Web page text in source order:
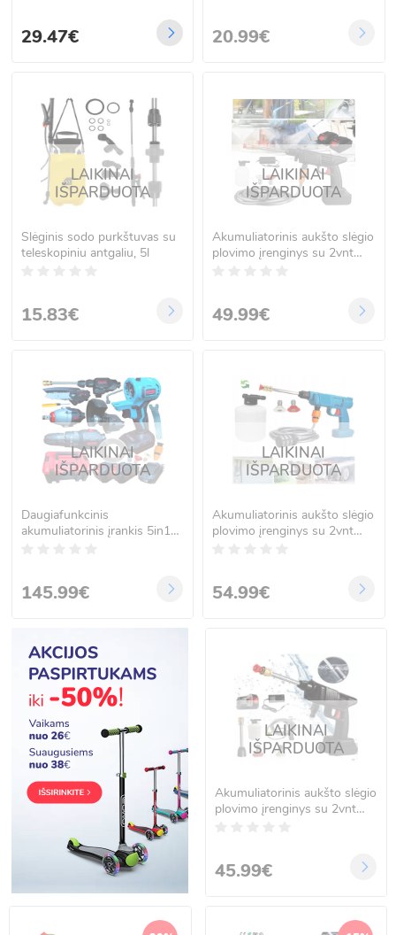
29.47€ 20.99€
LAIKINAI
IŠPARDUOTA
Slėginis sodo purkštuvas su
teleskopiniu antgaliu, 5l
15.83€
LAIKINAI
IŠPARDUOTA
Akumuliatorinis aukšto slėgio
plovimo įrenginys su 2vnt
49.99€
LAIKINAI
IŠPARDUOTA
Daugiafunkcinis
akumuliatorinis įrankis 5in1
145.99€
LAIKINAI
IŠPARDUOTA
Akumuliatorinis aukšto slėgio
plovimo įrenginys su 2vnt
54.99€
LAIKINAI
IŠPARDUOTA
Akumuliatorinis aukšto slėgio
plovimo įrenginys su 2vnt
45.99€